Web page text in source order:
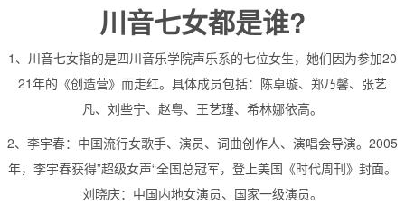
川音七女都是谁?
1、川音七女指的是四川音乐学院声乐系的七位女生，她们因为参加20
21年的《创造营》而走红。具体成员包括：陈卓璇、郑乃馨、张艺
凡、刘些宁、赵粤、王艺瑾、希林娜依高。
2、李宇春：中国流行女歌手、演员、词曲创作人、演唱会导演。2005
年，李宇春获得”超级女声“全国总冠军，登上美国《时代周刊》封面。
刘晓庆：中国内地女演员、国家一级演员。